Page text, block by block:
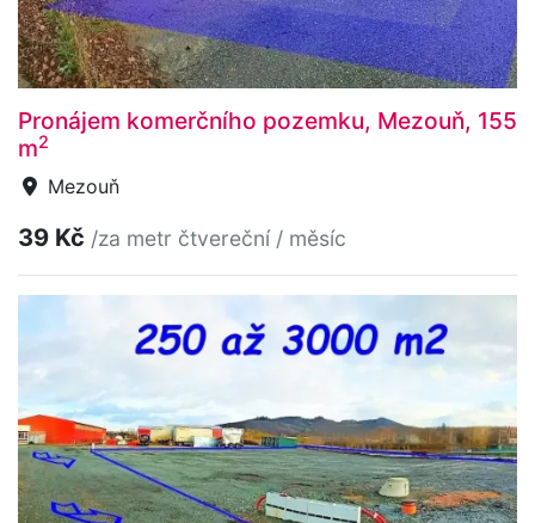
Pronájem komerčního pozemku, Mezouň, 155
m2
Mezouň
39 Kč /za metr čtvereční / měsíc